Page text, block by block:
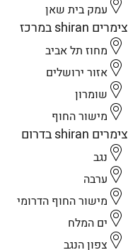
עמק בית שאן
צימרים shiran במרכז
מחוז תל אביב
אזור ירושלים
שומרון
מישור החוף
צימרים shiran בדרום
נגב
ערבה
מישור החוף הדרומי
ים המלח
צפון הנגב